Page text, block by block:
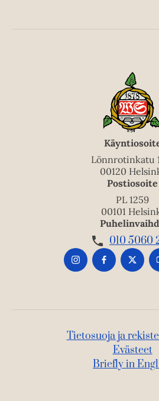
Lönnrotinkatu
00120
Postiosoite
PL 1259
00101
010 5060
Tietosuoja ja
Evästeet
Briefly in